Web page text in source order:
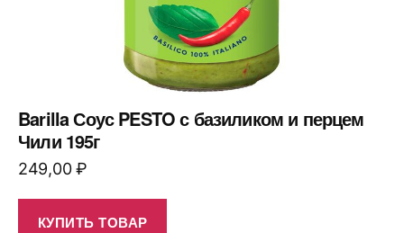
Barilla Соус PESTO с базиликом и перцем
Чили 195г
249,00₽
КУПИТЬ ТОВАР